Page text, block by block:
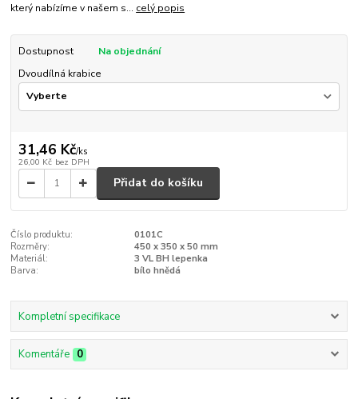
který nabízíme v našem s... celý popis
Dostupnost
Na objednání
Dvoudílná krabice
31,46 Kč/ks
26,00 Kč bez DPH
Přidat do košíku
Číslo produktu:
0101C
Rozměry:
450 x 350 x 50 mm
Materiál:
3 VL BH lepenka
Barva:
bílo hnědá
Kompletní specifikace
Komentáře 0